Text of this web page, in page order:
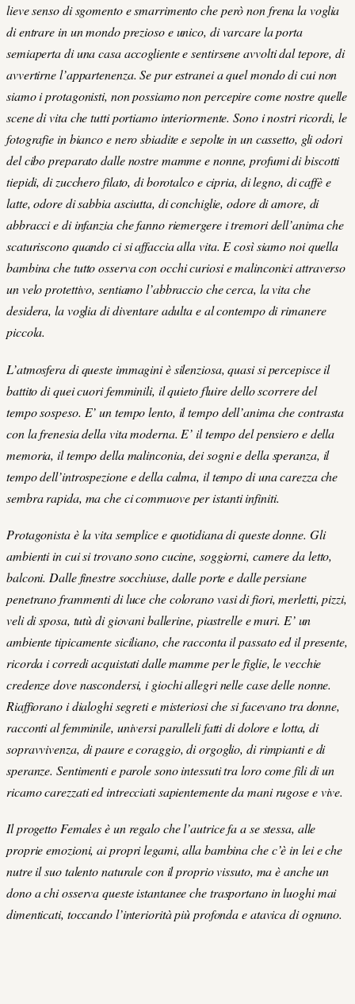
lieve senso di sgomento e smarrimento che però non frena la voglia
di entrare in un mondo prezioso e unico, di varcare la porta
semiaperta di una casa accogliente e sentirsene avvolti dal tepore, di
avvertirne l’appartenenza. Se pur estranei a quel mondo di cui non
siamo i protagonisti, non possiamo non percepire come nostre quelle
scene di vita che tutti portiamo interiormente. Sono i nostri ricordi, le
fotografie in bianco e nero sbiadite e sepolte in un cassetto, gli odori
del cibo preparato dalle nostre mamme e nonne, profumi di biscotti
tiepidi, di zucchero filato, di borotalco e cipria, di legno, di caffè e
latte, odore di sabbia asciutta, di conchiglie, odore di amore, di
abbracci e di infanzia che fanno riemergere i tremori dell’anima che
scaturiscono quando ci si affaccia alla vita. E così siamo noi quella
bambina che tutto osserva con occhi curiosi e malinconici attraverso
un velo protettivo, sentiamo l’abbraccio che cerca, la vita che
desidera, la voglia di diventare adulta e al contempo di rimanere
piccola.
L’atmosfera di queste immagini è silenziosa, quasi si percepisce il
battito di quei cuori femminili, il quieto fluire dello scorrere del
tempo sospeso. E’ un tempo lento, il tempo dell’anima che contrasta
con la frenesia della vita moderna. E’ il tempo del pensiero e della
memoria, il tempo della malinconia, dei sogni e della speranza, il
tempo dell’introspezione e della calma, il tempo di una carezza che
sembra rapida, ma che ci commuove per istanti infiniti.
Protagonista è la vita semplice e quotidiana di queste donne. Gli
ambienti in cui si trovano sono cucine, soggiorni, camere da letto,
balconi. Dalle finestre socchiuse, dalle porte e dalle persiane
penetrano frammenti di luce che colorano vasi di fiori, merletti, pizzi,
veli di sposa, tutù di giovani ballerine, piastrelle e muri. E’ un
ambiente tipicamente siciliano, che racconta il passato ed il presente,
ricorda i corredi acquistati dalle mamme per le figlie, le vecchie
credenze dove nascondersi, i giochi allegri nelle case delle nonne.
Riaffiorano i dialoghi segreti e misteriosi che si facevano tra donne,
racconti al femminile, universi paralleli fatti di dolore e lotta, di
sopravvivenza, di paure e coraggio, di orgoglio, di rimpianti e di
speranze. Sentimenti e parole sono intessuti tra loro come fili di un
ricamo carezzati ed intrecciati sapientemente da mani rugose e vive.
Il progetto Females è un regalo che l’autrice fa a se stessa, alle
proprie emozioni, ai propri legami, alla bambina che c’è in lei e che
nutre il suo talento naturale con il proprio vissuto, ma è anche un
dono a chi osserva queste istantanee che trasportano in luoghi mai
dimenticati, toccando l’interiorità più profonda e atavica di ognuno.